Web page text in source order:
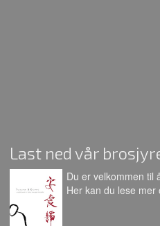
Last ned vår
Du er velkommen til
Her kan du lese mer